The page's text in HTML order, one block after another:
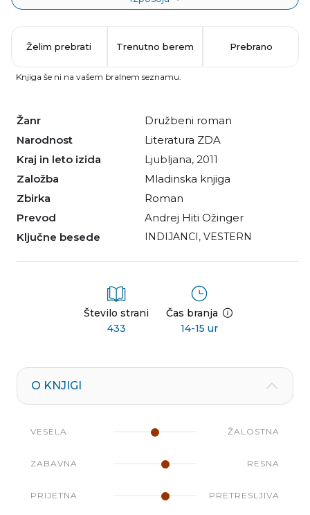
Žanr
družbeni roman
Narodnost
literatura ZDA
Kraj in leto izida
Ljubljana, 2011
Založba
Mladinska knjiga
Zbirka
Roman
Prevod
Andrej Hiti Ožinger
Ključne besede
INDIJANCI, VESTERN
Število strani
433
Čas branja
14-15 ur
Želim prebrati Trenutno berem Prebrano
Knjiga še ni na vašem bralnem seznamu.
O KNJIGI
VESELA ŽALOSTNA
ZABAVNA RESNA
PRIJETNA PRETRESLJIVA